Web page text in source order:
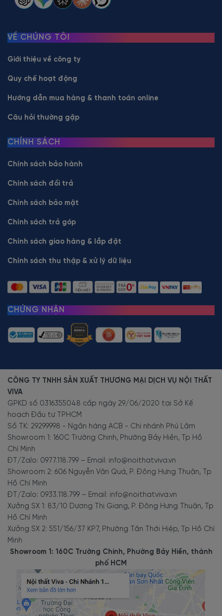
VỀ CHÚNG TÔI
Giới thiệu về công ty
Quy chế hoạt động
Hướng dẫn mua hàng & thanh toán online
Câu hỏi thường gặp
CHÍNH SÁCH
Chính sách bảo hành
Chính sách đổi trả
Chính sách bảo mật
Chính sách trả góp
Chính sách giao hàng & lắp đặt
Chính sách thu thập & xử lý dữ liệu
CHỨNG NHẬN
CÔNG TY TNHH SẢN XUẤT THƯƠNG MẠI DỊCH VỤ NỘI THẤT
VIVA
GPKD số 0316355048 cấp ngày 29/06/2020 tại Sở Kế
hoạch Đầu tư TPHCM
Số TK: 29299998 - Ngân hàng ACB - Chi nhánh Phú Lâm
Showroom 1: 160C Trường Chinh, Phường Bảy Hiền, Tp Hồ
Chí Minh
ĐT/Zalo: 0977.118.799 – Email: info@noithatviva.vn
Showroom 2: 606 Nguyễn Văn Quá, P. Đông Hưng Thuận, Tp
Hồ Chí Minh
ĐT/Zalo: 0933.118.799 – Email: info@noithatviva.vn
Xưởng SX 1: 83/10 Dương Thị Giang, P. Đông Hưng Thuận, Tp
Hồ Chí Minh
Xưởng SX 2: 551/156/37 KP7, Phường Tân Thới Hiệp, Tp Hồ Chí
Minh
Showroom 1: 160C Trường Chinh, Phường Bảy Hiền, thành
phố HCM